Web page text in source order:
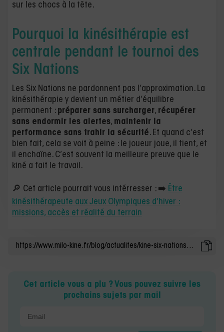
sur les chocs à la tête.
Pourquoi la kinésithérapie est
centrale pendant le tournoi des
Six Nations
Les Six Nations ne pardonnent pas l’approximation. La
kinésithérapie y devient un métier d’équilibre
permanent : préparer sans surcharger, récupérer
sans endormir les alertes, maintenir la
performance sans trahir la sécurité. Et quand c’est
bien fait, cela se voit à peine : le joueur joue, il tient, et
il enchaîne. C’est souvent la meilleure preuve que le
kiné a fait le travail.
🔎 Cet article pourrait vous intérresser : ➡️ Être
kinésithérapeute aux Jeux Olympiques d’hiver :
missions, accès et réalité du terrain
Cet article vous a plu ? Vous pouvez suivre les
prochains sujets par mail